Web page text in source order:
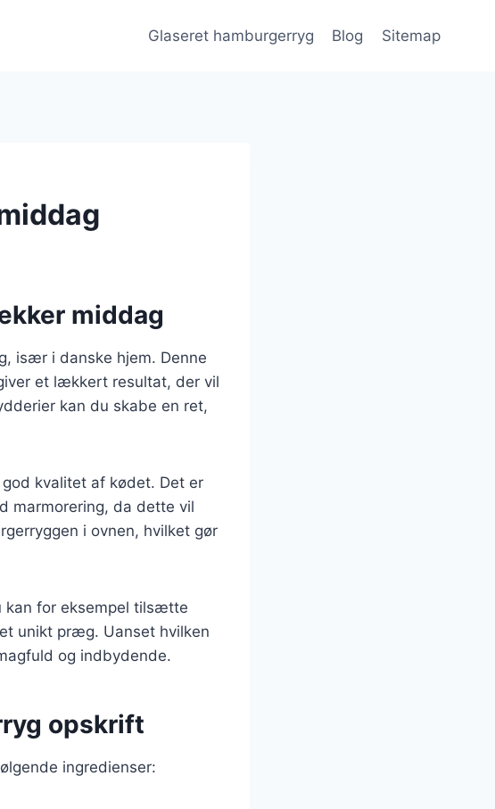
Glaseret hamburgerryg Blog Sitemap
middag
især i danske hjem. Denne
et lækkert resultat, der vil
kan du skabe en ret,
kvalitet af kødet. Det er
marmorering, da dette vil
i ovnen, hvilket gør
kan for eksempel tilsætte
unikt præg. Uanset hvilken
og indbydende.
opskrift
ingredienser: